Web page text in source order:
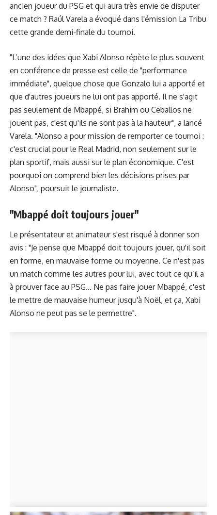
ancien joueur du PSG et qui aura très envie de disputer
ce match ? Raúl Varela a évoqué dans l'émission La Tribu
cette grande demi-finale du tournoi.
"L’une des idées que Xabi Alonso répète le plus souvent
en conférence de presse est celle de "performance
immédiate", quelque chose que Gonzalo lui a apporté et
que d'autres joueurs ne lui ont pas apporté. Il ne s'agit
pas seulement de Mbappé, si Brahim ou Ceballos ne
jouent pas, c'est qu'ils ne sont pas à la hauteur", a lancé
Varela. "Alonso a pour mission de remporter ce tournoi :
c'est crucial pour le Real Madrid, non seulement sur le
plan sportif, mais aussi sur le plan économique. C'est
pourquoi on comprend bien les décisions prises par
Alonso", poursuit le journaliste.
"Mbappé doit toujours jouer"
Le présentateur et animateur s'est risqué à donner son
avis : "Je pense que Mbappé doit toujours jouer, qu'il soit
en forme, en mauvaise forme ou moyenne. Ce n'est pas
un match comme les autres pour lui, avec tout ce qu’il a
à prouver face au PSG... Ne pas faire jouer Mbappé, c'est
le mettre de mauvaise humeur jusqu'à Noël, et ça, Xabi
Alonso ne peut pas se le permettre".